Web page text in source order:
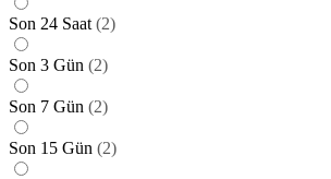
Son 24 Saat (2)
Son 3 Gün (2)
Son 7 Gün (2)
Son 15 Gün (2)